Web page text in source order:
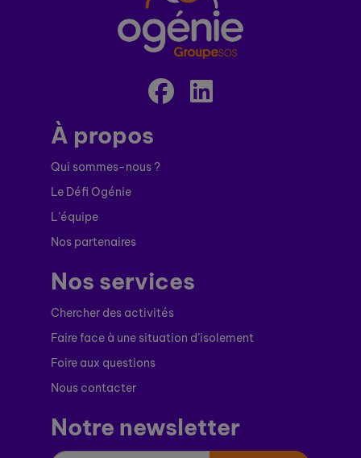
À propos
Qui sommes-nous ?
Le Défi Ogénie
L’équipe
Nos partenaires
Nos services
Chercher des activités
Faire face à une situation d’isolement
Foire aux questions
Nous contacter
Notre newsletter